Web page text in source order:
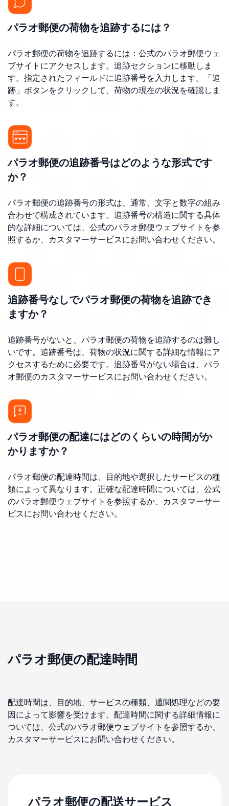
パラオ郵便の荷物を追跡するには？
パラオ郵便の荷物を追跡するには：公式のパラオ郵便ウェ
ブサイトにアクセスします。追跡セクションに移動しま
す。指定されたフィールドに追跡番号を入力します。「追
跡」ボタンをクリックして、荷物の現在の状況を確認しま
す。
パラオ郵便の追跡番号はどのような形式です
か？
パラオ郵便の追跡番号の形式は、通常、文字と数字の組み
合わせで構成されています。追跡番号の構造に関する具体
的な詳細については、公式のパラオ郵便ウェブサイトを参
照するか、カスタマーサービスにお問い合わせください。
追跡番号なしでパラオ郵便の荷物を追跡でき
ますか？
追跡番号がないと、パラオ郵便の荷物を追跡するのは難し
いです。追跡番号は、荷物の状況に関する詳細な情報にア
クセスするために必要です。追跡番号がない場合は、パラ
オ郵便のカスタマーサービスにお問い合わせください。
パラオ郵便の配達にはどのくらいの時間がか
かりますか？
パラオ郵便の配達時間は、目的地や選択したサービスの種
類によって異なります。正確な配達時間については、公式
のパラオ郵便ウェブサイトを参照するか、カスタマーサー
ビスにお問い合わせください。
パラオ郵便の配達時間
配達時間は、目的地、サービスの種類、通関処理などの要
因によって影響を受けます。配達時間に関する詳細情報に
ついては、公式のパラオ郵便ウェブサイトを参照するか、
カスタマーサービスにお問い合わせください。
パラオ郵便の配送サービス